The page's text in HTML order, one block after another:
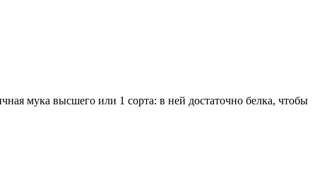
мука высшего или 1 сорта: в ней достаточно белка, чтобы